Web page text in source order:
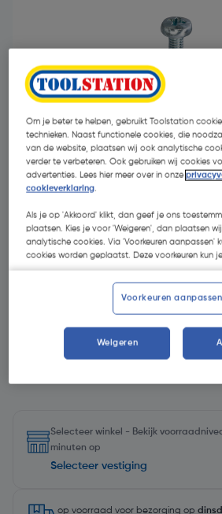
€ 8,91
| Excl. btw € 2,69
Kies productvariant
Selecteer winkel - Bekijk
minuten op
Selecteer vestiging
op voorraad voor bezorging op
Om je beter te helpen, gebruikt Toolstation
technieken. Naast functionele cookies, die
van de website, plaatsen wij ook analytische
verder te verbeteren. Ook gebruiken wij cookies
advertenties. Lees hier meer over in onze
cookieverklaring.
Als je op 'Akkoord' klikt, dan geef je ons
plaatsen. Kies je voor 'Weigeren', dan plaatsen
analytische cookies. Via 'Voorkeuren aanpassen'
cookies worden geplaatst. Deze voorkeuren kun
Voorkeuren aanpassen
Weigeren